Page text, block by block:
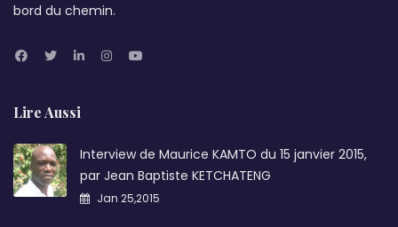
bord du chemin.
Lire Aussi
Interview de Maurice KAMTO du 15 janvier 2015,
par Jean Baptiste KETCHATENG
Jan 25,2015